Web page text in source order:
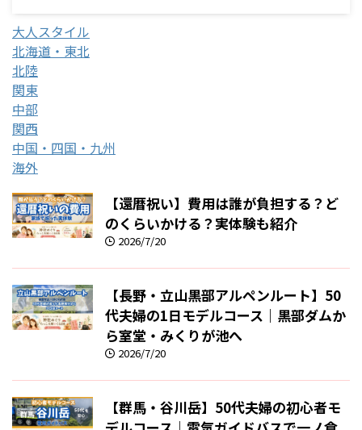
大人スタイル
北海道・東北
北陸
関東
中部
関西
中国・四国・九州
海外
【還暦祝い】費用は誰が負担する？ど
のくらいかける？実体験も紹介
2026/7/20
【長野・立山黒部アルペンルート】50
代夫婦の1日モデルコース｜黒部ダムか
ら室堂・みくりが池へ
2026/7/20
【群馬・谷川岳】50代夫婦の初心者モ